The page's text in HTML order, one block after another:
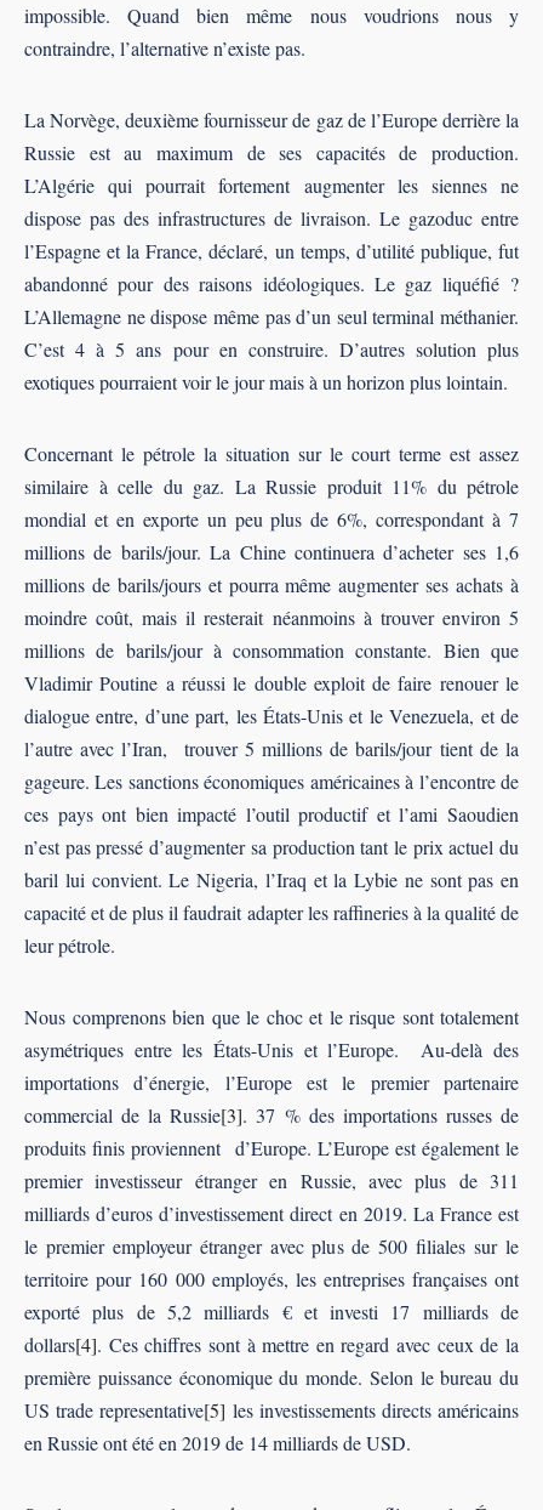
impossible. Quand bien même nous voudrions nous y
contraindre, l’alternative n’existe pas.
La Norvège, deuxième fournisseur de gaz de l’Europe derrière la
Russie est au maximum de ses capacités de production.
L’Algérie qui pourrait fortement augmenter les siennes ne
dispose pas des infrastructures de livraison. Le gazoduc entre
l’Espagne et la France, déclaré, un temps, d’utilité publique, fut
abandonné pour des raisons idéologiques. Le gaz liquéfié ?
L’Allemagne ne dispose même pas d’un seul terminal méthanier.
C’est 4 à 5 ans pour en construire. D’autres solution plus
exotiques pourraient voir le jour mais à un horizon plus lointain.
Concernant le pétrole la situation sur le court terme est assez
similaire à celle du gaz. La Russie produit 11% du pétrole
mondial et en exporte un peu plus de 6%, correspondant à 7
millions de barils/jour. La Chine continuera d’acheter ses 1,6
millions de barils/jours et pourra même augmenter ses achats à
moindre coût, mais il resterait néanmoins à trouver environ 5
millions de barils/jour à consommation constante. Bien que
Vladimir Poutine a réussi le double exploit de faire renouer le
dialogue entre, d’une part, les États-Unis et le Venezuela, et de
l’autre avec l’Iran, trouver 5 millions de barils/jour tient de la
gageure. Les sanctions économiques américaines à l’encontre de
ces pays ont bien impacté l’outil productif et l’ami Saoudien
n’est pas pressé d’augmenter sa production tant le prix actuel du
baril lui convient. Le Nigeria, l’Iraq et la Lybie ne sont pas en
capacité et de plus il faudrait adapter les raffineries à la qualité de
leur pétrole.
Nous comprenons bien que le choc et le risque sont totalement
asymétriques entre les États-Unis et l’Europe. Au-delà des
importations d’énergie, l’Europe est le premier partenaire
commercial de la Russie[3]. 37 % des importations russes de
produits finis proviennent d’Europe. L’Europe est également le
premier investisseur étranger en Russie, avec plus de 311
milliards d’euros d’investissement direct en 2019. La France est
le premier employeur étranger avec plus de 500 filiales sur le
territoire pour 160 000 employés, les entreprises françaises ont
exporté plus de 5,2 milliards € et investi 17 milliards de
dollars[4]. Ces chiffres sont à mettre en regard avec ceux de la
première puissance économique du monde. Selon le bureau du
US trade representative[5] les investissements directs américains
en Russie ont été en 2019 de 14 milliards de USD.